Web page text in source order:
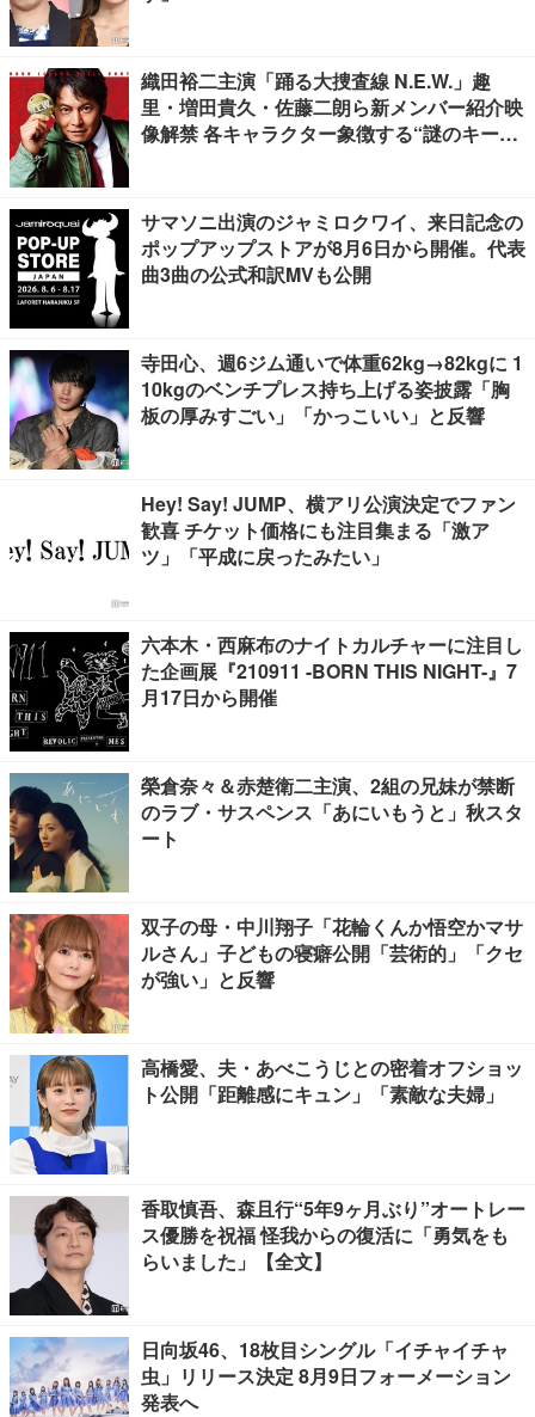
織田裕二主演「踊る大捜査線 N.E.W.」趣
里・増田貴久・佐藤二朗ら新メンバー紹介映
像解禁 各キャラクター象徴する“謎のキーワ
サマソニ出演のジャミロクワイ、来日記念の
ポップアップストアが8月6日から開催。代表
曲3曲の公式和訳MVも公開
寺田心、週6ジム通いで体重62kg→82kgに 1
10kgのベンチプレス持ち上げる姿披露「胸
板の厚みすごい」「かっこいい」と反響
Hey! Say! JUMP、横アリ公演決定でファン
歓喜 チケット価格にも注目集まる「激ア
ツ」「平成に戻ったみたい」
六本木・西麻布のナイトカルチャーに注目し
た企画展『210911 -BORN THIS NIGHT-』7
月17日から開催
榮倉奈々＆赤楚衛二主演、2組の兄妹が禁断
のラブ・サスペンス「あにいもうと」秋スタ
ート
双子の母・中川翔子「花輪くんか悟空かマサ
ルさん」子どもの寝癖公開「芸術的」「クセ
が強い」と反響
高橋愛、夫・あべこうじとの密着オフショッ
ト公開「距離感にキュン」「素敵な夫婦」
香取慎吾、森且行“5年9ヶ月ぶり”オートレー
ス優勝を祝福 怪我からの復活に「勇気をも
らいました」【全文】
日向坂46、18枚目シングル「イチャイチャ
虫」リリース決定 8月9日フォーメーション
発表へ